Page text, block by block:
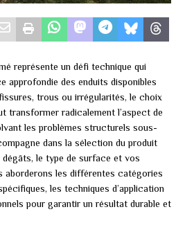
représente un défi technique qui
approfondie des enduits disponibles
trous ou irrégularités, le choix
transformer radicalement l’aspect de
les problèmes structurels sous-
dans la sélection du produit
le type de surface et vos
aborderons les différentes catégories
les techniques d’application
pour garantir un résultat durable et